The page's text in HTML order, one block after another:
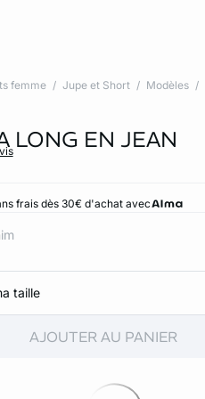
femme Jupe et Short Modèles
LONG EN JEAN
frais dès 30€ d'achat avec
taille
AJOUTER AU PANIER